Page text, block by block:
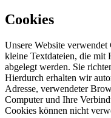
Cookies
Unsere Website
kleine Textdateien, die mit
abgelegt werden. Sie
Hierdurch erhalten wir
Adresse, verwendeter
Computer und Ihre
Cookies können nicht